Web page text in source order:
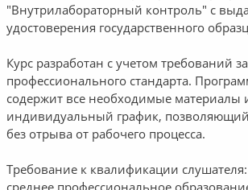
"Внутрилабораторный контроль" с
удостоверения государственного
Курс разработан с учетом требований
профессионального стандарта.
содержит все необходимые материалы
индивидуальный график,
без отрыва от рабочего процесса.
Требование к квалификации
среднее профессиональное